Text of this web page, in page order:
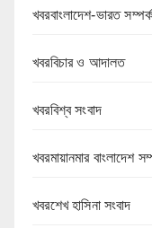
খবরবাংলাদেশ-ভারত সম্পর্ক
খবরবিচার ও আদালত
খবরবিশ্ব সংবাদ
খবরমায়ানমার বাংলাদেশ
খবরশেখ হাসিনা সংবাদ